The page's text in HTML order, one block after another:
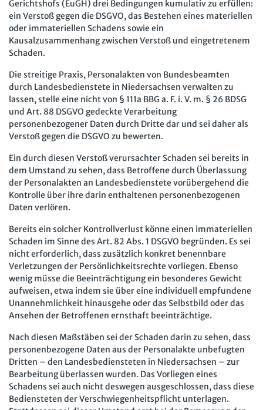
Gerichtshofs (EuGH) drei Bedingungen kumulativ zu erfüllen:
ein Verstoß gegen die DSGVO, das Bestehen eines materiellen
oder immateriellen Schadens sowie ein
Kausalzusammenhang zwischen Verstoß und eingetretenem
Schaden.
Die streitige Praxis, Personalakten von Bundesbeamten
durch Landesbedienstete in Niedersachsen verwalten zu
lassen, stelle eine nicht von § 111a BBG a. F. i. V. m. § 26 BDSG
und Art. 88 DSGVO gedeckte Verarbeitung
personenbezogener Daten durch Dritte dar und sei daher als
Verstoß gegen die DSGVO zu bewerten.
Ein durch diesen Verstoß verursachter Schaden sei bereits in
dem Umstand zu sehen, dass Betroffene durch Überlassung
der Personalakten an Landesbedienstete vorübergehend die
Kontrolle über ihre darin enthaltenen personenbezogenen
Daten verlören.
Bereits ein solcher Kontrollverlust könne einen immateriellen
Schaden im Sinne des Art. 82 Abs. 1 DSGVO begründen. Es sei
nicht erforderlich, dass zusätzlich konkret benennbare
Verletzungen der Persönlichkeitsrechte vorliegen. Ebenso
wenig müsse die Beeinträchtigung ein besonderes Gewicht
aufweisen, etwa indem sie über eine individuell empfundene
Unannehmlichkeit hinausgehe oder das Selbstbild oder das
Ansehen der Betroffenen ernsthaft beeinträchtige.
Nach diesen Maßstäben sei der Schaden darin zu sehen, dass
personenbezogene Daten aus der Personalakte unbefugten
Dritten – den Landesbediensteten in Niedersachsen – zur
Bearbeitung überlassen wurden. Das Vorliegen eines
Schadens sei auch nicht deswegen ausgeschlossen, dass diese
Bediensteten der Verschwiegenheitspflicht unterlagen.